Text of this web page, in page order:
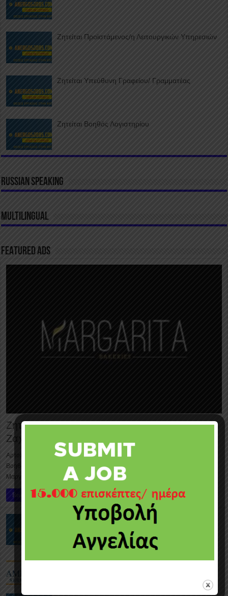
Ζητείται Προϊστάμενος/η Λειτουργικών Υπηρεσιών
Ζητείται Υπεύθυνη Γραφείου/ Γραμματέας
Ζητείται Βοηθός Λογιστηρίου
RUSSIAN SPEAKING
MULTILINGUAL
FEATURED ADS
Ζητούνται Ζαχαροπλάστης/τρια & Βοηθός
Ζαχαροπλάστης/τρια
Αρτοποιεία – Ζαχαροπλαστεία Μαργαρίτα: Ζητούνται Ζαχαροπλάστης/τρια &
Βοηθός Ζαχαροπλάστης/τρια – Ξυλοφάγου Τα Αρτοποιεία – Ζαχαροπλαστεία
Μαργαρίτα ζητούν να προσλάβουν Ζαχαροπλάστης/τρια & …
Read More »
Ζητούνται Οδηγοί Πωλήσεων (ωράριο
Ζητείται Προσωπικό (α) Τμήμα Συντήρησης και